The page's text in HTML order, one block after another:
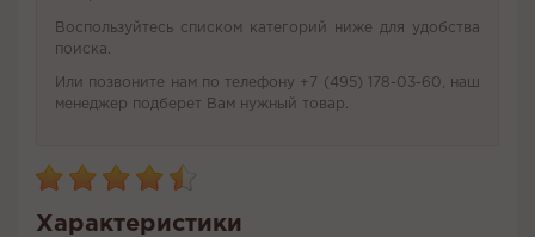
Воспользуйтесь списком категорий ниже для удобства
поиска.
Или позвоните нам по телефону +7 (495) 178-03-60, наш
менеджер подберет Вам нужный товар.
Характеристики